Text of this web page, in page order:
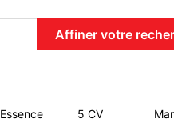
Essence 5 CV